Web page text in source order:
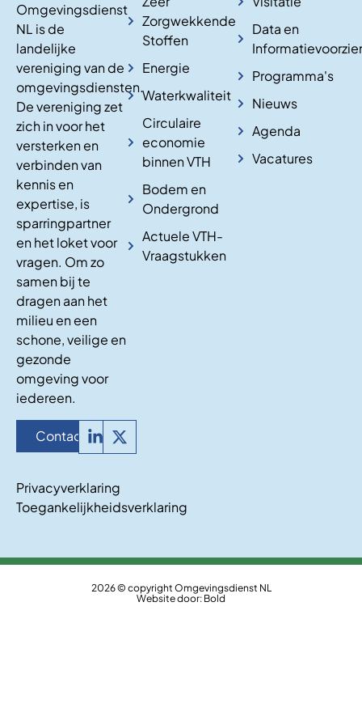
Omgevingsdienst
NL is de
landelijke
vereniging van de
omgevingsdiensten.
De vereniging zet
zich in voor het
versterken en
verbinden van
kennis en
expertise, is
sparringpartner
en het loket voor
vragen. Om zo
samen bij te
dragen aan het
milieu en een
schone, veilige en
gezonde
omgeving voor
iedereen.
Contact
Zorgwekkende
Stoffen
Energie
Waterkwaliteit
Circulaire
economie
binnen VTH
Bodem en
Ondergrond
Actuele VTH-
Vraagstukken
Data en
Programma's
Nieuws
Agenda
Vacatures
Privacyverklaring
Toegankelijkheidsverklaring
2026 © copyright Omgevingsdienst NL
Website door: Bold